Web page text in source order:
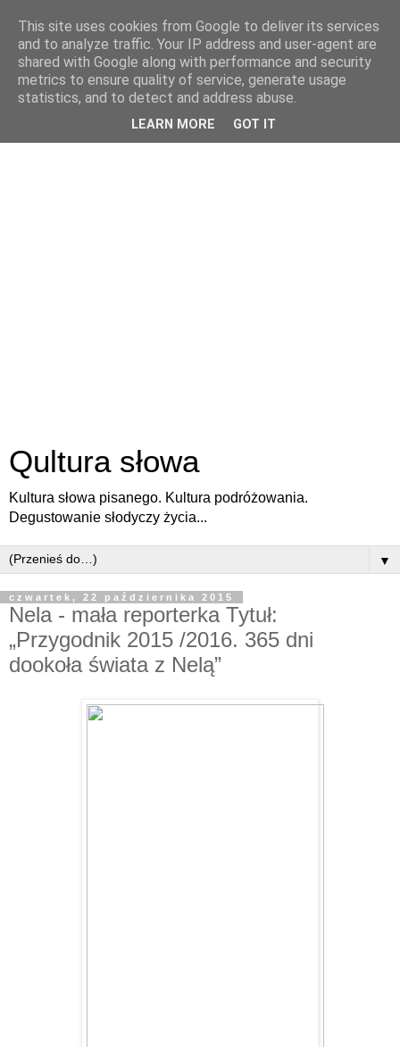
Qultura słowa
Kultura słowa pisanego. Kultura podróżowania.
Degustowanie słodyczy życia...
▼
czwartek, 22 października 2015
Nela - mała reporterka Tytuł:
„Przygodnik 2015 /2016. 365 dni
dookoła świata z Nelą”
This site uses cookies from Google to deliver its services
and to analyze traffic. Your IP address and user-agent are
shared with Google along with performance and security
metrics to ensure quality of service, generate usage
statistics, and to detect and address abuse.
LEARN MORE GOT IT